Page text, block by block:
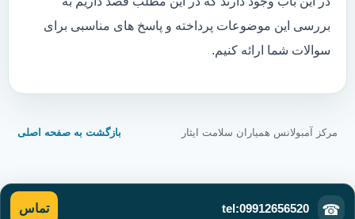
بررسی این موضوعات پرداخته و پاسخ های مناسبی برای
سوالات شما ارائه کنیم.
☎
tel:09912656520 تماس
مرکز آمبولانس همیاران سلامت ایثار بازگشت به صفحه اصلی